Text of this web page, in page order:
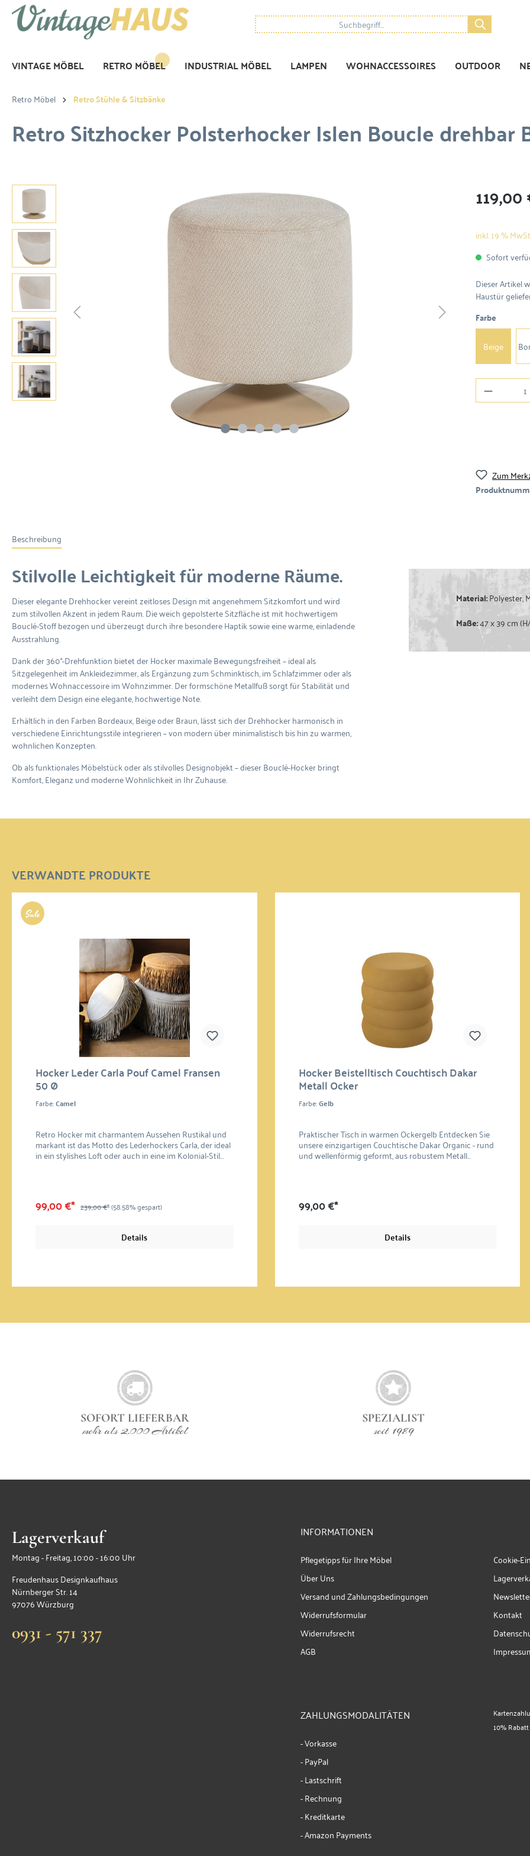
VINTAGE MÖBEL RETRO MÖBEL INDUSTRIAL MÖBEL LAMPEN WOHNACCESSOIRES OUTDOOR
Retro Möbel Retro Stühle & Sitzbänke
Retro Sitzhocker Polsterhocker Islen Boucle drehbar
inkl. 19 %
Sofort
Dieser Artikel
Haustür
Farbe
Beige
Zum
Beschreibung
Stilvolle Leichtigkeit für moderne Räume.
Dieser eleganteDrehhockervereint zeitloses Design mit angenehmem Sitzkomfort und wird
zum stilvollen Akzent in jedem Raum. Die weich gepolsterte Sitzfläche ist mit hochwertigem
Bouclé-Stoffbezogen und überzeugt durch ihre besondere Haptik sowie eine warme, einladende
Ausstrahlung.
Dank der360°-Drehfunktion bietet der Hocker maximale Bewegungsfreiheit – ideal als
Sitzgelegenheit im Ankleidezimmer, als Ergänzung zum Schminktisch, im Schlafzimmer oder als
modernes Wohnaccessoire im Wohnzimmer. Der formschöneMetallfußsorgt für Stabilität und
verleiht dem Design eine elegante, hochwertige Note.
Erhältlich in den Farben Bordeaux,BeigeoderBraun, lässt sich der Drehhocker harmonisch in
verschiedene Einrichtungsstile integrieren – von modern über minimalistisch bis hin zu warmen,
wohnlichen Konzepten.
Ob als funktionales Möbelstück oder als stilvolles Designobjekt – dieser Bouclé-Hocker bringt
Komfort, Eleganz und moderne Wohnlichkeit in Ihr Zuhause.
Material:Polyester,
Maße:47 x 39 cm
VERWANDTE PRODUKTE
%
Hocker Leder Carla Pouf Camel Fransen
50 Ø
Farbe:Camel
Retro Hocker mit charmantem Aussehen Rustikal und
markant ist das Motto des Lederhockers Carla, der ideal
in ein stylishes Loft oder auch in eine im Kolonial-Stil
eingerichtete Wohnung passt. Gemütlich die Füße
aus edlem Leder gefertigt, ist ein unverzichtbarer
Begleiter, der bei jeder Gelegenheit eine gute Figur
99,00 €* 239,00 €*(58.58% gespart)
Details
Hocker Beistelltisch Couchtisch Dakar
Metall Ocker
Farbe:Gelb
Praktischer Tisch in warmen Ockergelb Entdecken Sie
unsere einzigartigen Couchtische Dakar Organic - rund
und wellenförmig geformt, aus robustem Metall
hergestellt. Eine körnige Pulverbeschichtung sorgt für
Die Metalltische sind ideal für eine flexible Anordnung
und ein stilvolles Wohnambiente. Dakar Organic ist ein
Pulverbeschichtet Passendes Maß : 46 x 42 cm (H/D)
99,00 €*
Details
SOFORT LIEFERBAR
mehr als 2.000 Artikel
SPEZIALIST
seit 1989
Lagerverkauf
Montag - Freitag, 10:00 - 16:00 Uhr
Freudenhaus Designkaufhaus
Nürnberger Str. 14
97076 Würzburg
0931 - 571 337
INFORMATIONEN
Pflegetipps für Ihre Möbel
Über Uns
Versand und Zahlungsbedingungen
Widerrufsformular
Widerrufsrecht
AGB
Cookie-
Kontakt
ZAHLUNGSMODALITÄTEN
- Vorkasse
- PayPal
- Lastschrift
- Rechnung
- Kreditkarte
- Amazon Payments
10% Rabatt